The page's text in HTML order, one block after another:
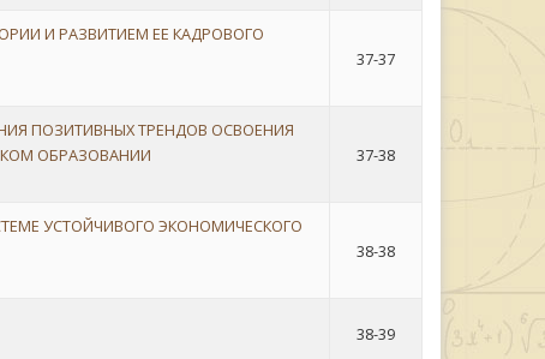
И РАЗВИТИЕМ ЕЕ КАДРОВОГО
37-37
ПОЗИТИВНЫХ ТРЕНДОВ ОСВОЕНИЯ
ОБРАЗОВАНИИ
37-38
УСТОЙЧИВОГО ЭКОНОМИЧЕСКОГО
38-38
38-39